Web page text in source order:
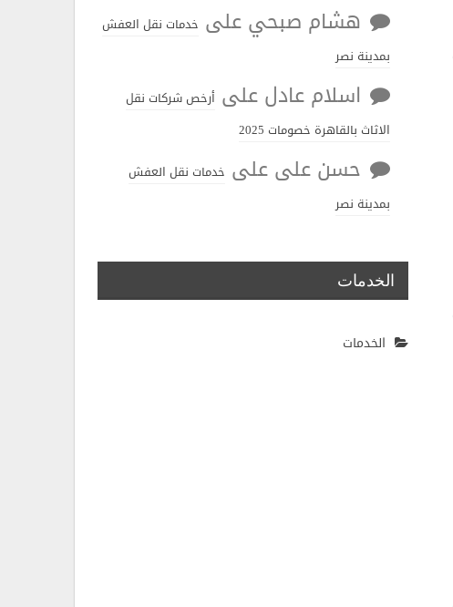
هشام صبحيعلى خدمات نقل العفش
بمدينة نصر
اسلام عادلعلى أرخص شركات نقل
الاثاث بالقاهرة خصومات 2025
حسن علىعلى خدمات نقل العفش
بمدينة نصر
الخدمات
الخدمات